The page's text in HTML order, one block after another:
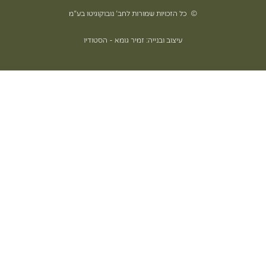
© כל הזכויות שמורות לחב' נובוקוגיטו בע"מ
עיצוב ובנייה: זמיר גומא - הסטודיו